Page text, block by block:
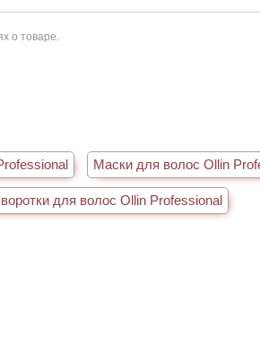
о товаре.
Маски для волос Ollin
для волос Ollin Professional